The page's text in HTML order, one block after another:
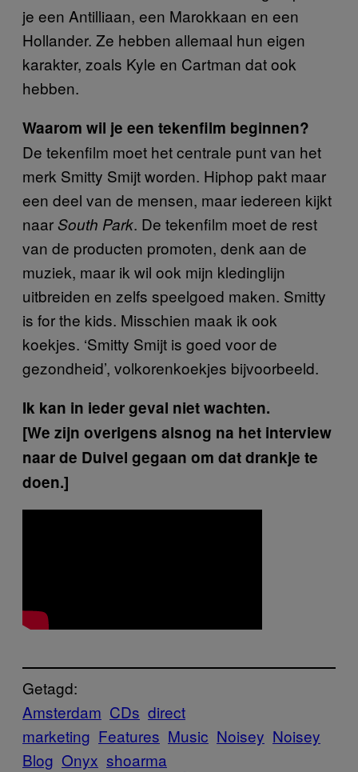
je een Antilliaan, een Marokkaan en een
Hollander. Ze hebben allemaal hun eigen
karakter, zoals Kyle en Cartman dat ook
hebben.
Waarom wil je een tekenfilm beginnen?
De tekenfilm moet het centrale punt van het
merk Smitty Smijt worden. Hiphop pakt maar
een deel van de mensen, maar iedereen kijkt
naarSouth Park. De tekenfilm moet de rest
van de producten promoten, denk aan de
muziek, maar ik wil ook mijn kledinglijn
uitbreiden en zelfs speelgoed maken. Smitty
is for the kids. Misschien maak ik ook
koekjes. ‘Smitty Smijt is goed voor de
gezondheid’, volkorenkoekjes bijvoorbeeld.
Ik kan in ieder geval niet wachten.
[We zijn overigens alsnog na het interview
naar de Duivel gegaan om dat drankje te
doen.]
Getagd:
Amsterdam CDs direct
marketing Features Music Noisey Noisey
Blog Onyx shoarma